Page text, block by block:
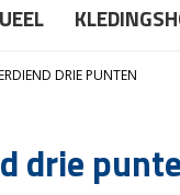
DRIE PUNTEN
drie